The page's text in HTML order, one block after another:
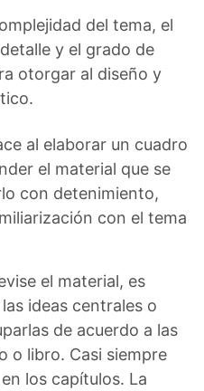
del tema, el
y el grado de
otorgar al diseño y
al elaborar un cuadro
el material que se
con detenimiento,
con el tema
el material, es
ideas centrales o
de acuerdo a las
o libro. Casi siempre
los capítulos. La